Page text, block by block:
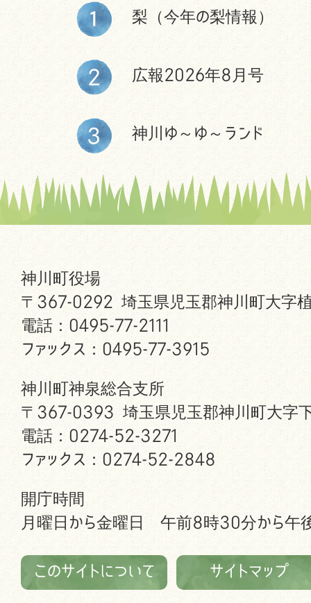
梨（今年の梨情報）
広報2026年8月号
神川ゆ～ゆ～ランド
神川町役場
〒367-0292 埼玉県児玉郡神川町大字
電話：0495-77-2111
ファックス：0495-77-3915
神川町神泉総合支所
〒367-0393 埼玉県児玉郡神川町大字
電話：0274-52-3271
ファックス：0274-52-2848
開庁時間
月曜日から金曜日 午前8時30分から午
このサイトについて サイトマップ